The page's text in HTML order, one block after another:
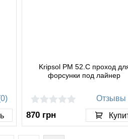
Kripsol PM 52.C проход
форсунки под лайнер
Отзывы
870 грн